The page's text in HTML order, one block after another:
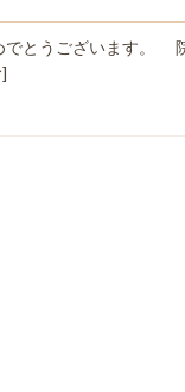
でとうございます。